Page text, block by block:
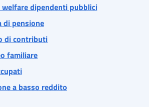
welfare dipendenti pubblici
di pensione
di contributi
familiare
a basso reddito